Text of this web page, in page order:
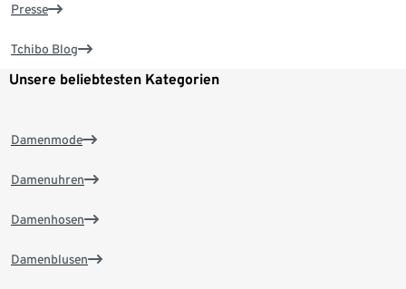
Presse
Tchibo Blog
Unsere beliebtesten Kategorien
Damenmode
Damenuhren
Damenhosen
Damenblusen